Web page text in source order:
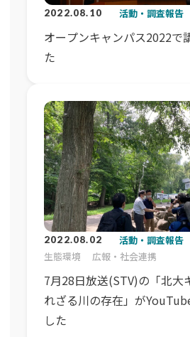
2022.08.10 活動・調査報告
オープンキャンパス2022で
た
2022.08.02
活動・調査報告
生態環境
広報・社会連携
7月28日放送(STV)の「北大
れざる川の存在」が
した